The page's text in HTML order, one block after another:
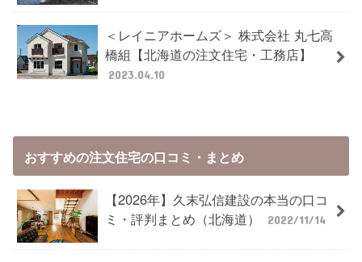
＜レイニアホームズ＞ 株式会社 丸七高
橋組【北海道の注文住宅・工務店】
2023.04.10
おすすめの注文住宅の口コミ・まとめ
【2026年】久末弘信建設の本当の口コ
ミ・評判まとめ（北海道）
2022/11/14